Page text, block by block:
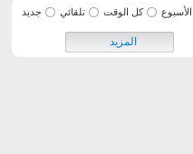
الأسبوع كل الوقت تلقائي جديد
المزيد